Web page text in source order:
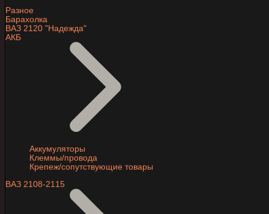
Разное
Барахолка
ВАЗ 2120 "Надежда"
АКБ
Аккумуляторы
Клеммы/провода
Крепеж/сопутствующие товары
ВАЗ 2108-2115